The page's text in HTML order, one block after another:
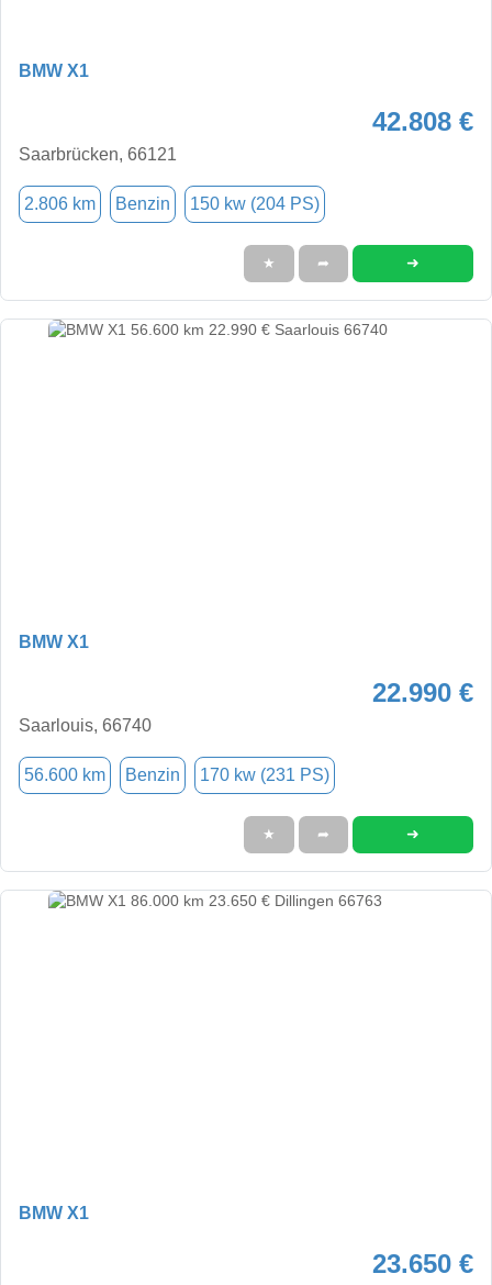
BMW X1
42.808 €
Saarbrücken, 66121
2.806 km Benzin 150 kw (204 PS)
★ ➦ ➜
BMW X1
22.990 €
Saarlouis, 66740
56.600 km Benzin 170 kw (231 PS)
★ ➦ ➜
BMW X1
23.650 €